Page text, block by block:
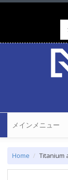
Skip to main
Search
Home Titanium